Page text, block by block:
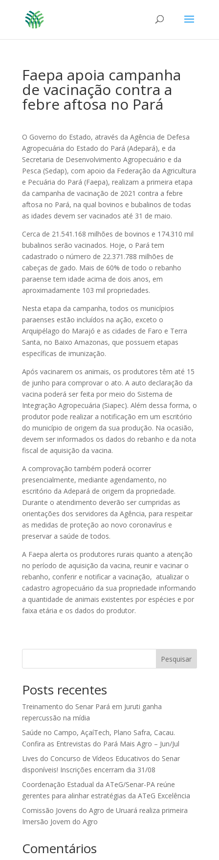
Faepa apoia campanha
de vacinação contra a
febre aftosa no Pará
O Governo do Estado, através da Agência de Defesa
Agropecuária do Estado do Pará (Adepará), e da
Secretaria de Desenvolvimento Agropecuário e da
Pesca (Sedap), com apoio da Federação da Agricultura
e Pecuária do Pará (Faepa), realizam a primeira etapa
da campanha de vacinação de 2021 contra a febre
aftosa no Pará, na qual bovinos e bubalinos de todas
as idades devem ser vacinados até 31 de maio.
Cerca de 21.541.168 milhões de bovinos e 174.310 mil
bubalinos serão vacinados. Hoje, o Pará tem
cadastrado o número de 22.371.788 milhões de
cabeças de gado. Mais de 60% de todo o rebanho
paraense tem idade acima de dois anos, em
aproximadamente 103 mil propriedades.
Nesta etapa da campanha, todos os municípios
paraenses estão incluídos na ação, exceto o
Arquipélago do Marajó e as cidades de Faro e Terra
Santa, no Baixo Amazonas, que possuem etapas
específicas de imunização.
Após vacinarem os animais, os produtores têm até 15
de junho para comprovar o ato. A auto declaração da
vacina poderá ser feita por meio do Sistema de
Integração Agropecuária (Siapec). Além dessa forma, o
produtor pode realizar a notificação em um escritório
do município de origem da sua produção. Na ocasião,
devem ser informados os dados do rebanho e da nota
fiscal de aquisição da vacina.
A comprovação também poderá ocorrer
presencialmente, mediante agendamento, no
escritório da Adepará de origem da propriedade.
Durante o atendimento deverão ser cumpridas as
orientações dos servidores da Agência, para respeitar
as medidas de proteção ao novo coronavírus e
preservar a saúde de todos.
A Faepa alerta os produtores rurais quanto a atenção
no período de aquisição da vacina, reunir e vacinar o
rebanho, conferir e notificar a vacinação, atualizar o
cadastro agropecuário da sua propriedade informando
a quantidade de animais existentes por espécies e por
faixa etária e os dados do produtor.
Pesquisar
Posts recentes
Treinamento do Senar Pará em Juruti ganha
repercussão na mídia
Saúde no Campo, AçaíTech, Plano Safra, Cacau.
Confira as Entrevistas do Pará Mais Agro – Jun/Jul
Lives do Concurso de Vídeos Educativos do Senar
disponíveis! Inscrições encerram dia 31/08
Coordenação Estadual da ATeG/Senar-PA reúne
gerentes para alinhar estratégias da ATeG Excelência
Comissão Jovens do Agro de Uruará realiza primeira
Imersão Jovem do Agro
Comentários